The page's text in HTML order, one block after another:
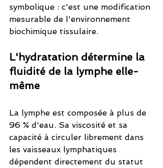
symbolique : c'est une modification
mesurable de l'environnement
biochimique tissulaire.
L'hydratation détermine la
fluidité de la lymphe elle-
même
La lymphe est composée à plus de
96 % d'eau. Sa viscosité et sa
capacité à circuler librement dans
les vaisseaux lymphatiques
dépendent directement du statut